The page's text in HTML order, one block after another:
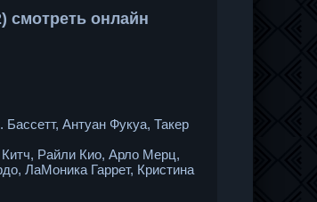
смотреть онлайн
Антуан Фукуа, Такер
Китч, Райли Кио, Арло Мерц,
ЛаМоника Гаррет, Кристина